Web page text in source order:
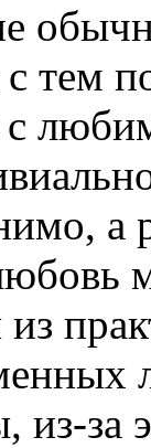
тем
а
из
из-за